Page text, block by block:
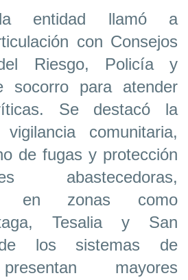
la entidad llamó a
con Consejos
Riesgo, Policía y
socorro para atender
Se destacó la
comunitaria,
de fugas y protección
abastecedoras,
en zonas como
Tesalia y San
los sistemas de
mayores